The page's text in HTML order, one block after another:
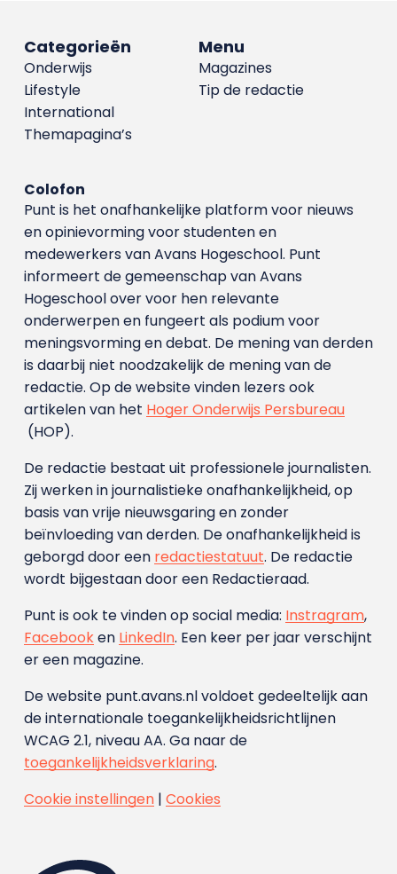
Menu
Magazines
Tip de redactie
Categorieën
Onderwijs
Lifestyle
International
Themapagina’s
Colofon
Punt is het onafhankelijke platform voor nieuws
en opinievorming voor studenten en
medewerkers van Avans Hoge­school. Punt
informeert de gemeenschap van Avans
Hogeschool over voor hen relevante
onderwerpen en fungeert als podium voor
meningsvorming en debat. De mening van derden
is daarbij niet noodzakelijk de mening van de
redactie. Op de website vinden lezers ook
artikelen van het Hoger Onderwijs Persbureau
(HOP).
De redactie bestaat uit professionele journalisten.
Zij werken in journalistieke onafhankelijkheid, op
basis van vrije nieuwsgaring en zonder
beïnvloeding van derden. De onafhankelijkheid is
geborgd door een redactiestatuut. De redactie
wordt bijgestaan door een Redactieraad.
Punt is ook te vinden op social media: Instragram,
Facebooken LinkedIn. Een keer per jaar verschijnt
er een magazine.
De website punt.avans.nl voldoet gedeeltelijk aan
de internationale toegankelijkheidsrichtlijnen
WCAG 2.1, niveau AA. Ga naar de
toegankelijkheidsverklaring.
Cookie instellingen| Cookies